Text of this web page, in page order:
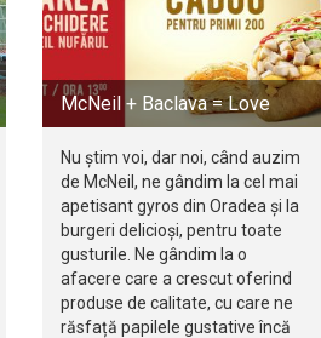
McNeil + Baclava = Love
Nu știm voi, dar noi, când auzim
de McNeil, ne gândim la cel mai
apetisant gyros din Oradea și la
burgeri delicioși, pentru toate
gusturile. Ne gândim la o
afacere care a crescut oferind
produse de calitate, cu care ne
răsfață papilele gustative încă